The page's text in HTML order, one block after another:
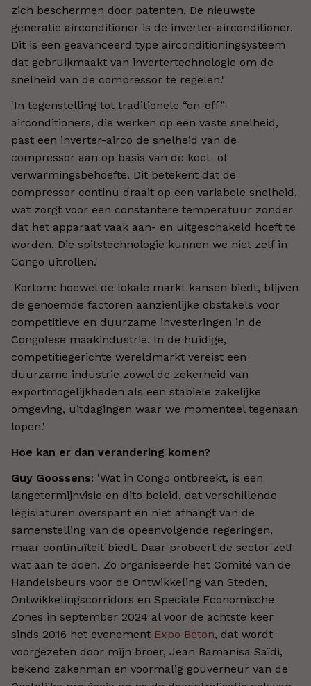
zich beschermen door patenten. De nieuwste
generatie airconditioner is de inverter-airconditioner.
Dit is een geavanceerd type airconditioningsysteem
dat gebruikmaakt van invertertechnologie om de
snelheid van de compressor te regelen.'
'In tegenstelling tot traditionele “on-off”-
airconditioners, die werken op een vaste snelheid,
past een inverter-airco de snelheid van de
compressor aan op basis van de koel- of
verwarmingsbehoefte. Dit betekent dat de
compressor continu draait op een variabele snelheid,
wat zorgt voor een constantere temperatuur zonder
dat het apparaat vaak aan- en uitgeschakeld hoeft te
worden. Die spitstechnologie kunnen we niet zelf in
Congo uitrollen.'
'Kortom: hoewel de lokale markt kansen biedt, blijven
de genoemde factoren aanzienlijke obstakels voor
competitieve en duurzame investeringen in de
Congolese maakindustrie. In de huidige,
competitiegerichte wereldmarkt vereist een
duurzame industrie zowel de zekerheid van
exportmogelijkheden als een stabiele zakelijke
omgeving, uitdagingen waar we momenteel tegenaan
lopen.'
Hoe kan er dan verandering komen?
Guy Goossens: 'Wat in Congo ontbreekt, is een
langetermijnvisie en dito beleid, dat verschillende
legislaturen overspant en niet afhangt van de
samenstelling van de opeenvolgende regeringen,
maar continuïteit biedt. Daar probeert de sector zelf
wat aan te doen. Zo organiseerde het Comité van de
Handelsbeurs voor de Ontwikkeling van Steden,
Ontwikkelingscorridors en Speciale Economische
Zones in september 2024 al voor de achtste keer
sinds 2016 het evenement Expo Béton, dat wordt
voorgezeten door mijn broer, Jean Bamanisa Saïdi,
bekend zakenman en voormalig gouverneur van de